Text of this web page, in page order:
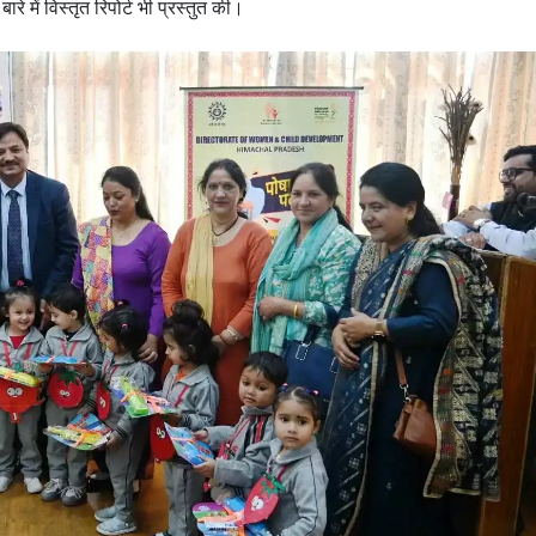
में विस्तृत रिपोर्ट भी प्रस्तुत की।